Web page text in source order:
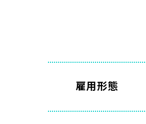
雇用形態